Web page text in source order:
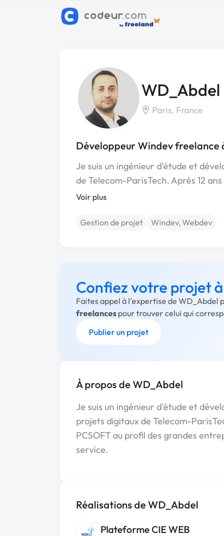
WD_Abdel
Paris, France
Développeur Windev freelance
Je suis un ingénieur d'étude et
de Telecom-ParisTech. Après 12
Voir plus
Gestion de projet Windev, Webdev
Confiez votre projet
Faites appel à l'expertise de WD_Abdel
freelances pour trouver celui qui
Publier un projet
À propos de WD_Abdel
Je suis un ingénieur d'étude et
projets digitaux de Telecom-
PCSOFT au profil des grandes
service.
Réalisations de WD_Abdel
Plateforme CIE WEB